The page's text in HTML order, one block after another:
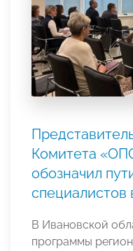
Комитета
обозначил
В Ивановской
программы